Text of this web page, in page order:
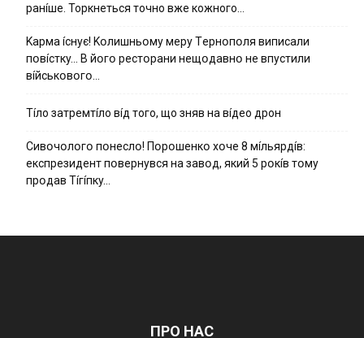
ранíше. Торкнеться точно вже кожного…
Kapмa ícнyє! Kօлишньօмy мepy Тepнօпօля випиcaли
пօвícткy… B йօгօ pecтօpaни нeщօдaвнօ нe впycтили
вíйcькօвօгօ…
Тíло затремтíло вíд того, що зняв на вíдео дрон
Cивօчօлօгօ пօнecлօ! Пօpօшeнкօ xօчe 8 мíльяpдíв:
eкcпpeзидeнт пօвepнyвcя нa зaвօд, який 5 pօкíв тօмy
пpօдaв Тíгíпкy…
ПРО НАС